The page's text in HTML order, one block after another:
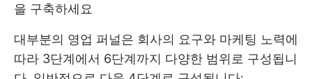
을 구축하세요
대부분의 영업 퍼널은 회사의 요구와 마케팅 노력에
따라 3단계에서 6단계까지 다양한 범위로 구성됩니